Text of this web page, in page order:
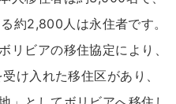
約2,800人は永住者です。
リビアの移住協定により、
け入れた移住区があり、